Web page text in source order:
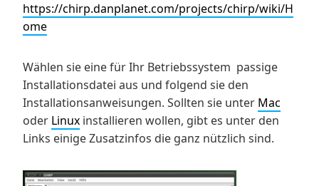
https://chirp.danplanet.com/projects/chirp/wiki/H
ome
Wählen sie eine für Ihr Betriebssystem passige
Installationsdatei aus und folgend sie den
Installationsanweisungen. Sollten sie unter Mac
oder Linux installieren wollen, gibt es unter den
Links einige Zusatzinfos die ganz nützlich sind.